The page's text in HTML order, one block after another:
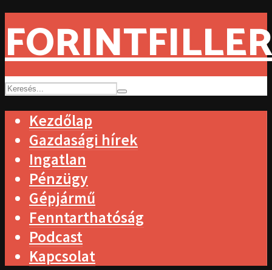
Kezdőlap
Gazdasági hírek
Ingatlan
Pénzügy
Gépjármű
Fenntarthatóság
Podcast
Kapcsolat